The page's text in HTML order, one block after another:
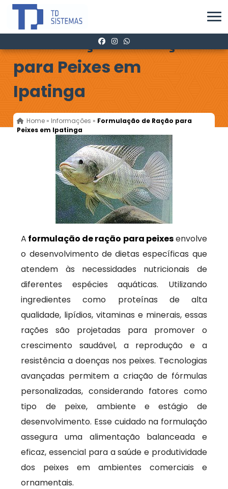
Formulação de Ração
para Peixes em
Ipatinga
Home » Informações » Formulação de Ração para
Peixes em Ipatinga
A formulação de ração para peixesenvolve
o desenvolvimento de dietas específicas que
atendem às necessidades nutricionais de
diferentes espécies aquáticas. Utilizando
ingredientes como proteínas de alta
qualidade, lipídios, vitaminas e minerais, essas
rações são projetadas para promover o
crescimento saudável, a reprodução e a
resistência a doenças nos peixes. Tecnologias
avançadas permitem a criação de fórmulas
personalizadas, considerando fatores como
tipo de peixe, ambiente e estágio de
desenvolvimento. Esse cuidado na formulação
assegura uma alimentação balanceada e
eficaz, essencial para a saúde e produtividade
dos peixes em ambientes comerciais e
ornamentais.